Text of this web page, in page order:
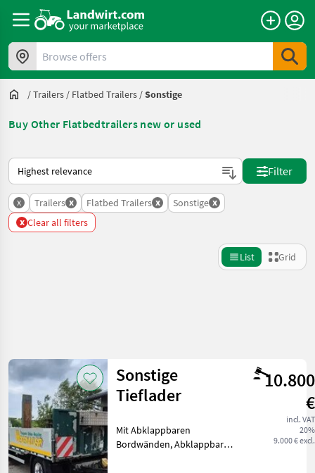
Browse offers
/Trailers / Flatbed Trailers /Sonstige
Buy Other Flatbedtrailers new or used
This is how sorting works on Landwirt.com
Filter
x Trailers x Flatbed Trailers x Sonstige x
x Clear all filters
List Grid
Category 4 Place Filter
CURRENT
PATH
Agriculture
technology
Reset
Show
110
results
Sonstige
Tieflader
10.800
€
incl. VAT
20%
9.000 € excl.
Mit Abklappbaren
Bordwänden, Abklappbare